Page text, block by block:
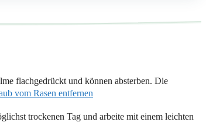
flachgedrückt und können absterben. Die
vom Rasen entfernen
trockenen Tag und arbeite mit einem leichten